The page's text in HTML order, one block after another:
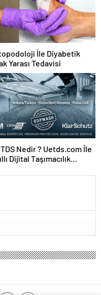
İle Diyabetik
Yarası Tedavisi
Nedir ? Uetds.com İle
Dijital Taşımacılık